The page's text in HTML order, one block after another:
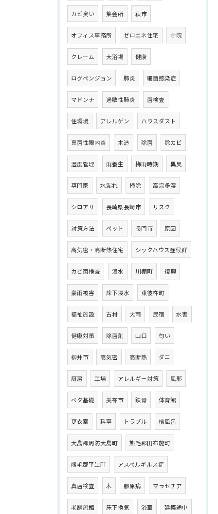
カビ臭い 集会所 萩市
オフィス事務所 ゼロエネ住宅 寺院
クレーム 大浴場 健康
ログペンジョン 肺炎 細菌感染症
マドンナ 過敏性肺炎 菌検査
住環境 アレルゲン ハウスダスト
真菌性眼内炎 木造 除菌 除カビ
湿度管理 雨養生 梅雨時期 異臭
専門家 水漏れ 掃除 高温多湿
シロアリ 長崎県長崎市 リスク
対策方法 ペット 長門市 原因
高気密・高断熱住宅 シックハウス症候群
カビ菌検査 浸水 川棚町 復興
豪雨被害 床下浸水 東彼杵町
福祉施設 古材 大雨 民宿 水害
健康対策 除菌剤 山口 匂い
柳井市 高気密 高断熱 ダニ
厨房 工場 アレルギー対策 風邪
ベタ基礎 美祢市 鉄骨 体育館
更衣室 料亭 トラブル 檜風呂
大島郡周防大島町 熊毛郡田布施町
熊毛郡平生町 アスペルギルス症
真菌検査 木 膠原病 マラセチア
老舗旅館 床下換気 浴室 建築途中